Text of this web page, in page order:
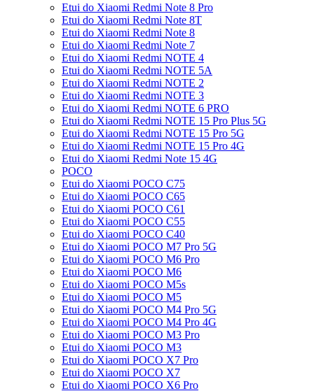
Etui do Xiaomi Redmi Note 8 Pro
Etui do Xiaomi Redmi Note 8T
Etui do Xiaomi Redmi Note 8
Etui do Xiaomi Redmi Note 7
Etui do Xiaomi Redmi NOTE 4
Etui do Xiaomi Redmi NOTE 5A
Etui do Xiaomi Redmi NOTE 2
Etui do Xiaomi Redmi NOTE 3
Etui do Xiaomi Redmi NOTE 6 PRO
Etui do Xiaomi Redmi NOTE 15 Pro Plus 5G
Etui do Xiaomi Redmi NOTE 15 Pro 5G
Etui do Xiaomi Redmi NOTE 15 Pro 4G
Etui do Xiaomi Redmi Note 15 4G
POCO
Etui do Xiaomi POCO C75
Etui do Xiaomi POCO C65
Etui do Xiaomi POCO C61
Etui do Xiaomi POCO C55
Etui do Xiaomi POCO C40
Etui do Xiaomi POCO M7 Pro 5G
Etui do Xiaomi POCO M6 Pro
Etui do Xiaomi POCO M6
Etui do Xiaomi POCO M5s
Etui do Xiaomi POCO M5
Etui do Xiaomi POCO M4 Pro 5G
Etui do Xiaomi POCO M4 Pro 4G
Etui do Xiaomi POCO M3 Pro
Etui do Xiaomi POCO M3
Etui do Xiaomi POCO X7 Pro
Etui do Xiaomi POCO X7
Etui do Xiaomi POCO X6 Pro